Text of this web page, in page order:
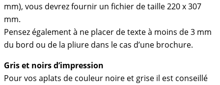
mm), vous devrez fournir un fichier de taille 220 x 307
mm.
Pensez également à ne placer de texte à moins de 3 mm
du bord ou de la pliure dans le cas d’une brochure.
Gris et noirs d’impression
Pour vos aplats de couleur noire et grise il est conseillé